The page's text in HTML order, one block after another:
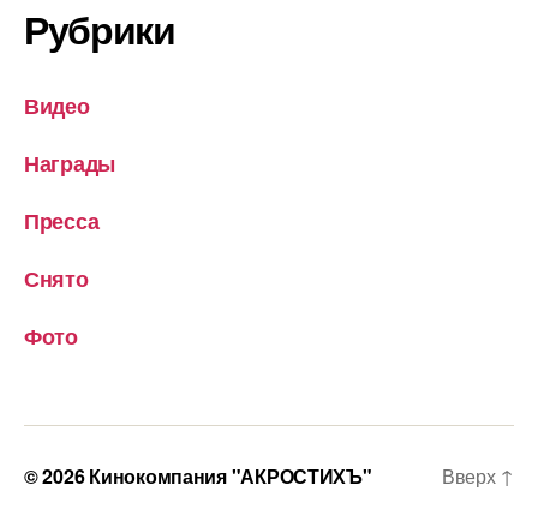
Рубрики
Видео
Награды
Пресса
Снято
Фото
© 2026Кинокомпания "АКРОСТИХЪ" Вверх ↑